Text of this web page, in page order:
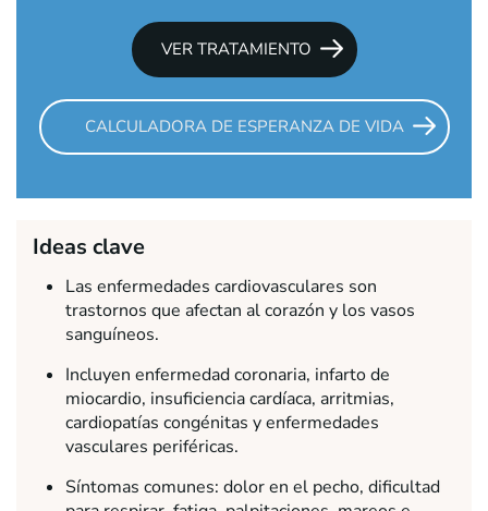
VER TRATAMIENTO
CALCULADORA DE ESPERANZA DE VIDA
Ideas clave
Las enfermedades cardiovasculares son
trastornos que afectan al corazón y los vasos
sanguíneos.
Incluyen enfermedad coronaria, infarto de
miocardio, insuficiencia cardíaca, arritmias,
cardiopatías congénitas y enfermedades
vasculares periféricas.
Síntomas comunes: dolor en el pecho, dificultad